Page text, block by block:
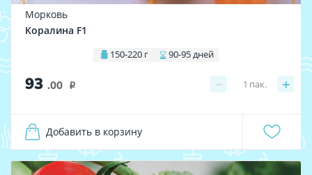
Морковь
Коралина F1
150-220 г 90-95 дней
93 .00 i − +
1 пак.
Добавить в корзину